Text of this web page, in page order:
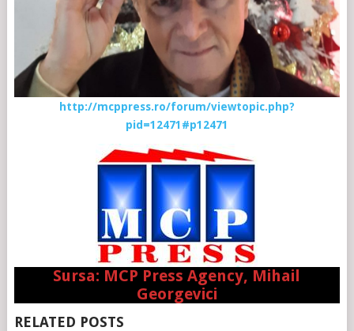
http://mcppress.ro/forum/viewtopic.php?
pid=12471#p12471
Sursa: MCP Press Agency, Mihail
Georgevici
RELATED POSTS